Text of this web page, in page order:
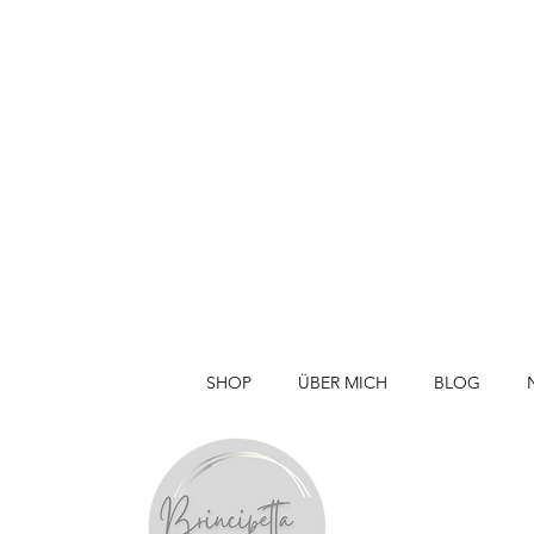
SHOP ÜBER MICH BLOG